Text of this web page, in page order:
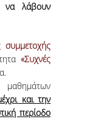
να λάβουν
συμμετοχής
«Συχνές
και την
περίοδο